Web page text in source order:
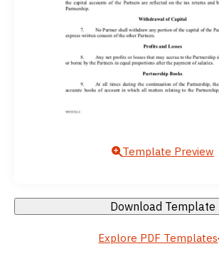
Template Preview
Download Template
Explore PDF Templates